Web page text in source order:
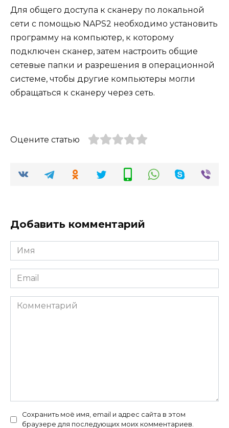
Для общего доступа к сканеру по локальной
сети с помощью NAPS2 необходимо установить
программу на компьютер, к которому
подключен сканер, затем настроить общие
сетевые папки и разрешения в операционной
системе, чтобы другие компьютеры могли
обращаться к сканеру через сеть.
Оцените статью
Добавить комментарий
Имя
*
Email
*
Комментарий
Сохранить моё имя, email и адрес сайта в этом
браузере для последующих моих комментариев.